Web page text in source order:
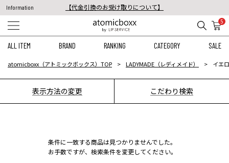
Information
【代金引換のお受け取りについて】
税込11,000円以上のご注文で送料無料！
5
ALL ITEM BRAND RANKING CATEGORY SALE
atomicboxx（アトミックボックス）TOP LADYMADE（レディメイド） イエ
表示方法の変更 こだわり検索
条件に一致する商品は見つかりませんでした。
お手数ですが、検索条件を変更してください。